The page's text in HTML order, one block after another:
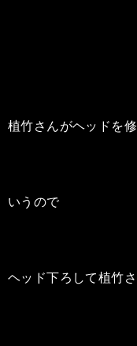
植竹さんがヘッドを
いうので
ヘッド下ろして植竹